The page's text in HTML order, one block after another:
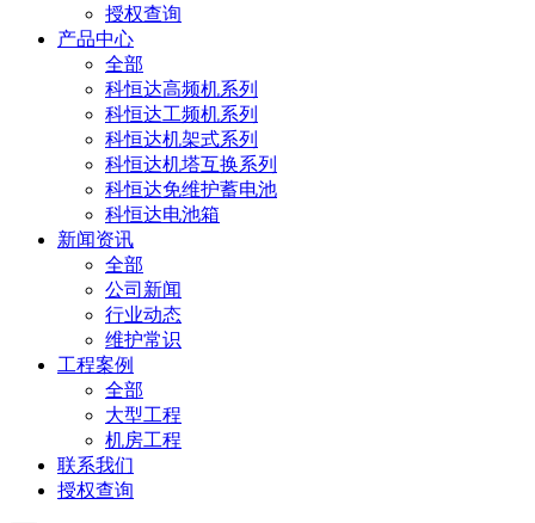
授权查询
产品中心
全部
科恒达高频机系列
科恒达工频机系列
科恒达机架式系列
科恒达机塔互换系列
科恒达免维护蓄电池
科恒达电池箱
新闻资讯
全部
公司新闻
行业动态
维护常识
工程案例
全部
大型工程
机房工程
联系我们
授权查询